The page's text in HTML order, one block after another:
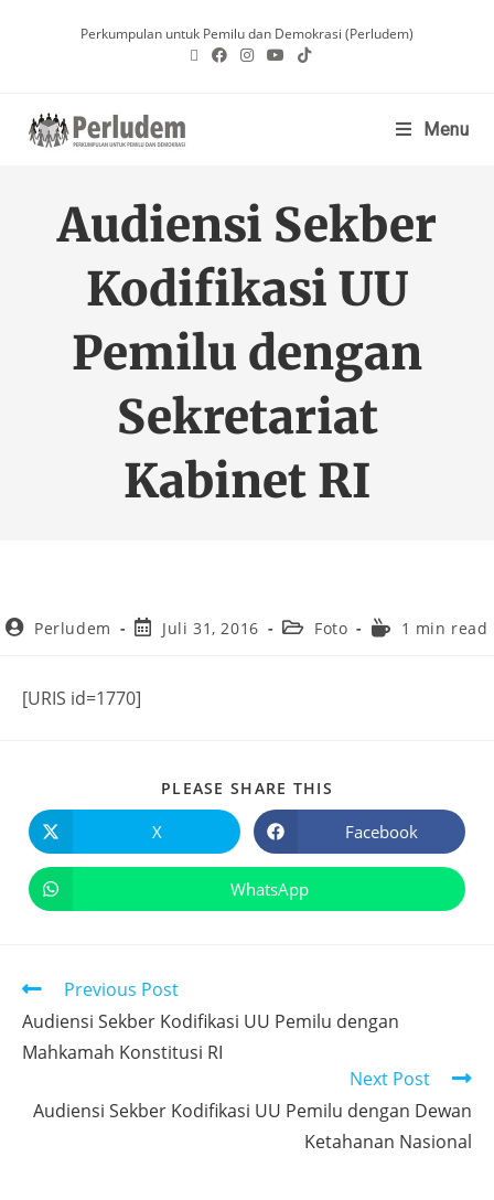
Perkumpulan untuk Pemilu dan Demokrasi (Perludem)
Menu
Audiensi Sekber
Kodifikasi UU
Pemilu dengan
Sekretariat
Kabinet RI
Perludem Juli 31, 2016 Foto 1 min read
[URIS id=1770]
PLEASE SHARE THIS
X Facebook
WhatsApp
Previous Post
Audiensi Sekber Kodifikasi UU Pemilu dengan
Mahkamah Konstitusi RI
Next Post
Audiensi Sekber Kodifikasi UU Pemilu dengan Dewan
Ketahanan Nasional